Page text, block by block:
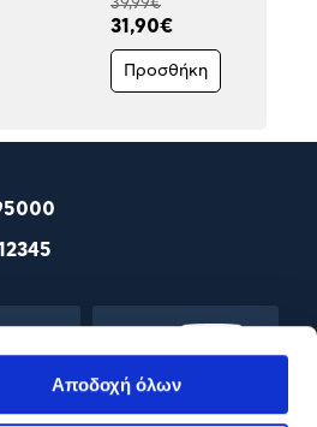
Αποδοχή όλων
39,99€
31,90€
Προσθήκη